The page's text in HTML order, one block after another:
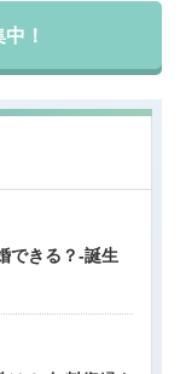
！
できる？-誕生